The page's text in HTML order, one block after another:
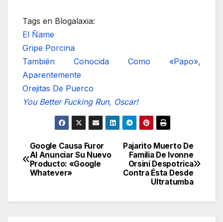
Tags en Blogalaxia:
El Ñame
Gripe Porcina
También Conocida Como «Papo»,
Aparentemente
Orejitas De Puerco
You Better Fucking Run, Oscar!
Navegación
de
Pajarito Muerto De
Familia De Ivonne
Orsini Despotrica
Contra Ésta Desde
Ultratumba
Google Causa Furor
Al Anunciar Su Nuevo
Producto: «Google
Whatever»